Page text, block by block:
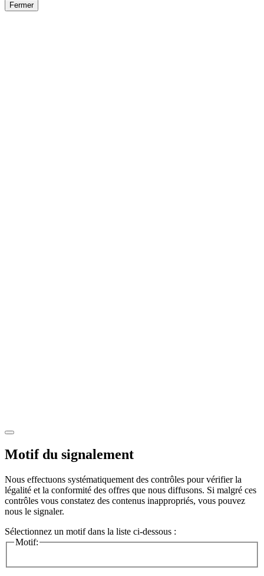
Fermer
Motif du signalement
Nous effectuons systématiquement des contrôles pour vérifier la
légalité et la conformité des offres que nous diffusons. Si malgré ces
contrôles vous constatez des contenus inappropriés, vous pouvez
nous le signaler.
Sélectionnez un motif dans la liste ci-dessous :
Motif: